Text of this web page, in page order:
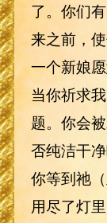
了。你们
来之前，
一个新娘
当你祈求
题。你会
否纯洁干
你等到祂
用尽了灯